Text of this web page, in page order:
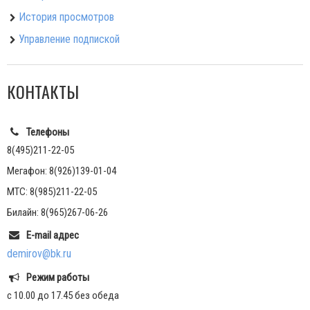
История просмотров
Управление подпиской
КОНТАКТЫ
Телефоны
8(495)211-22-05
Мегафон: 8(926)139-01-04
МТС: 8(985)211-22-05
Билайн: 8(965)267-06-26
E-mail адрес
demirov@bk.ru
Режим работы
с 10.00 до 17.45 без обеда